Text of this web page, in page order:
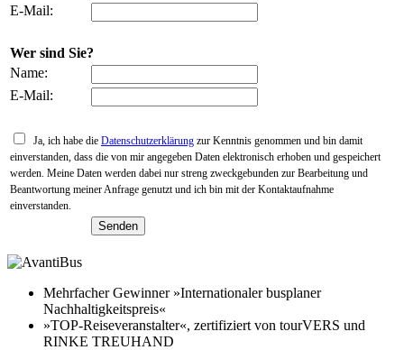
E-Mail:
Wer sind Sie?
Name:
E-Mail:
Ja, ich habe die Datenschutzerklärung zur Kenntnis genommen und bin damit
einverstanden, dass die von mir angegeben Daten elektronisch erhoben und gespeichert
werden. Meine Daten werden dabei nur streng zweckgebunden zur Bearbeitung und
Beantwortung meiner Anfrage genutzt und ich bin mit der Kontaktaufnahme
einverstanden.
Mehrfacher Gewinner »Internationaler busplaner
Nachhaltigkeitspreis«
»TOP-Reiseveranstalter«, zertifiziert von tourVERS und
RINKE TREUHAND